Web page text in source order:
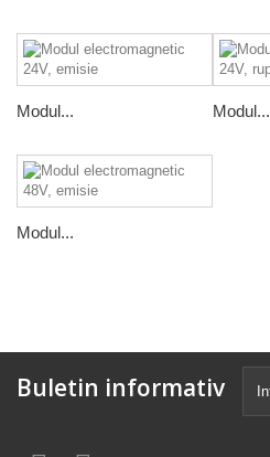
Modul... Modul...
Modul...
Buletin informativ